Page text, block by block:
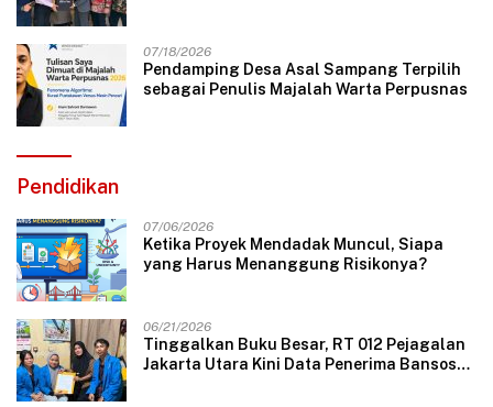
07/18/2026
Pendamping Desa Asal Sampang Terpilih
sebagai Penulis Majalah Warta Perpusnas
Pendidikan
07/06/2026
Ketika Proyek Mendadak Muncul, Siapa
yang Harus Menanggung Risikonya?
06/21/2026
Tinggalkan Buku Besar, RT 012 Pejagalan
Jakarta Utara Kini Data Penerima Bansos